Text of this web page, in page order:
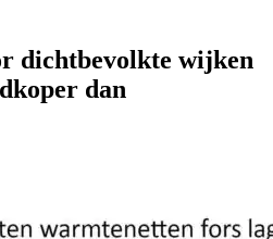
dichtbevolkte wijken
dan